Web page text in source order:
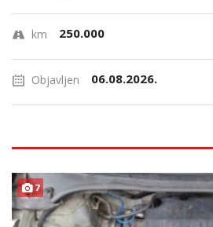
km 250.000
Objavljen 06.08.2026.
7